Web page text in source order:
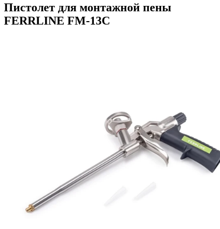
Пистолет для монтажной пены
FERRLINE FM-13C